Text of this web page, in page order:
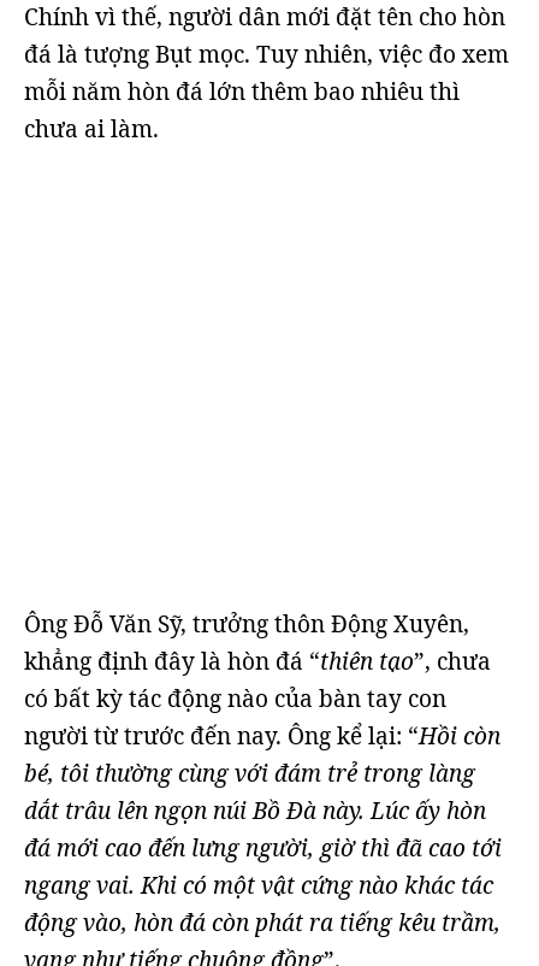
Chính vì thế, người dân mới đặt tên cho hòn
đá là tượng Bụt mọc. Tuy nhiên, việc đo xem
mỗi năm hòn đá lớn thêm bao nhiêu thì
chưa ai làm.
Ông Đỗ Văn Sỹ, trưởng thôn Động Xuyên,
khẳng định đây là hòn đá “thiên tạo”, chưa
có bất kỳ tác động nào của bàn tay con
người từ trước đến nay. Ông kể lại: “Hồi còn
bé, tôi thường cùng với đám trẻ trong làng
dắt trâu lên ngọn núi Bồ Đà này. Lúc ấy hòn
đá mới cao đến lưng người, giờ thì đã cao tới
ngang vai. Khi có một vật cứng nào khác tác
động vào, hòn đá còn phát ra tiếng kêu trầm,